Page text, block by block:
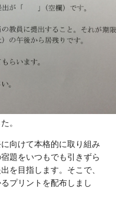
。
向けて本格的に取り組み
題をいつもでも引きずら
を目指します。そこで、
プリントを配布しまし